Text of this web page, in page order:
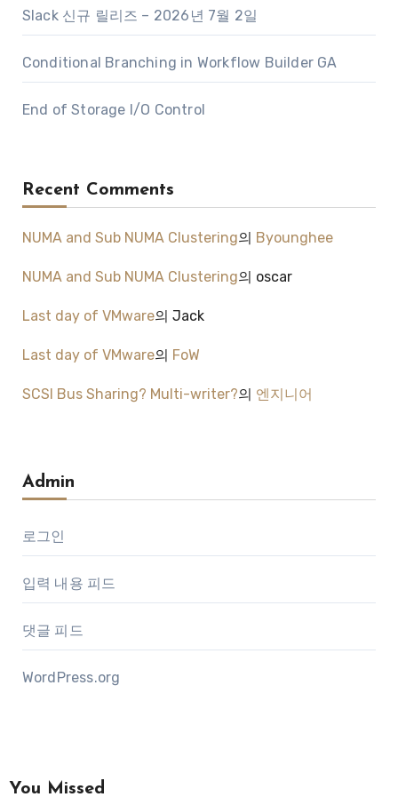
Slack 신규 릴리즈 – 2026년 7월 2일
Conditional Branching in Workflow Builder GA
End of Storage I/O Control
Recent Comments
NUMA and Sub NUMA Clustering의 Byounghee
NUMA and Sub NUMA Clustering의 oscar
Last day of VMware의 Jack
Last day of VMware의 FoW
SCSI Bus Sharing? Multi-writer?의 엔지니어
Admin
로그인
입력 내용 피드
댓글 피드
WordPress.org
You Missed